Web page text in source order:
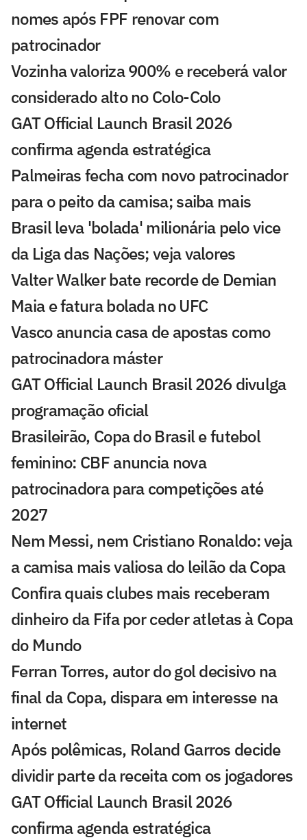
nomes após FPF renovar com
patrocinador
Vozinha valoriza 900% e receberá valor
considerado alto no Colo-Colo
GAT Official Launch Brasil 2026
confirma agenda estratégica
Palmeiras fecha com novo patrocinador
para o peito da camisa; saiba mais
Brasil leva 'bolada' milionária pelo vice
da Liga das Nações; veja valores
Valter Walker bate recorde de Demian
Maia e fatura bolada no UFC
Vasco anuncia casa de apostas como
patrocinadora máster
GAT Official Launch Brasil 2026 divulga
programação oficial
Brasileirão, Copa do Brasil e futebol
feminino: CBF anuncia nova
patrocinadora para competições até
2027
Nem Messi, nem Cristiano Ronaldo: veja
a camisa mais valiosa do leilão da Copa
Confira quais clubes mais receberam
dinheiro da Fifa por ceder atletas à Copa
do Mundo
Ferran Torres, autor do gol decisivo na
final da Copa, dispara em interesse na
internet
Após polêmicas, Roland Garros decide
dividir parte da receita com os jogadores
GAT Official Launch Brasil 2026
confirma agenda estratégica